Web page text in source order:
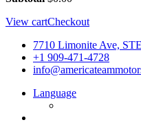
View cartCheckout
7710 Limonite Ave,
+1 909-471-4728
Language